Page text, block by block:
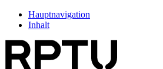
Hauptnavigation
Inhalt